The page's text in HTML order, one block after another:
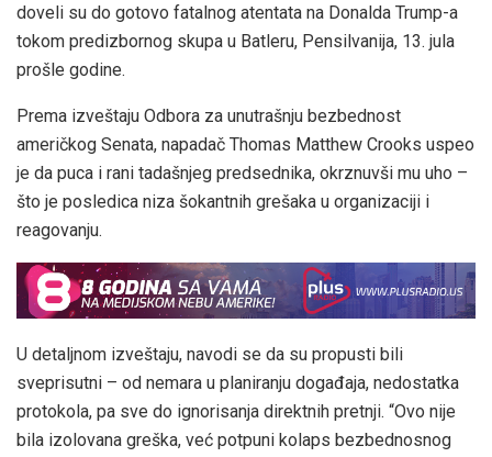
doveli su do gotovo fatalnog atentata na Donalda Trump-a
tokom predizbornog skupa u Batleru, Pensilvanija, 13. jula
prošle godine.
Prema izveštaju Odbora za unutrašnju bezbednost
američkog Senata, napadač Thomas Matthew Crooks uspeo
je da puca i rani tadašnjeg predsednika, okrznuvši mu uho –
što je posledica niza šokantnih grešaka u organizaciji i
reagovanju.
U detaljnom izveštaju, navodi se da su propusti bili
sveprisutni – od nemara u planiranju događaja, nedostatka
protokola, pa sve do ignorisanja direktnih pretnji. “Ovo nije
bila izolovana greška, već potpuni kolaps bezbednosnog